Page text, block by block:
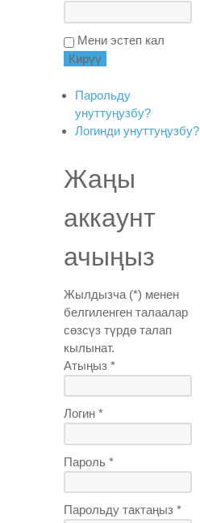
Мени эстеп кал
Парольду
унуттуңузбу?
Логинди унуттуңузбу?
Жаңы
аккаунт
ачыңыз
Жылдызча (*) менен
белгиленген талаалар
сөзсүз түрдө талап
кылынат.
Атыңыз *
Логин *
Пароль *
Парольду тактаңыз *